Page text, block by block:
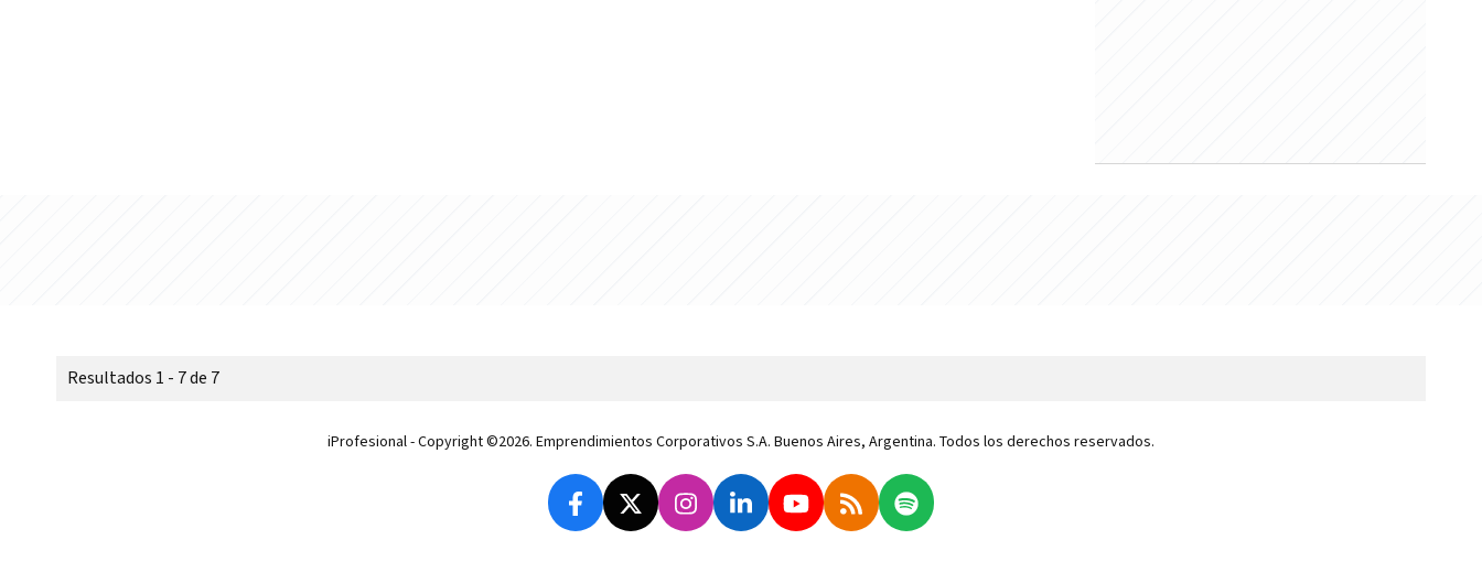
Resultados 1 - 7 de 7
iProfesional - Copyright ©2026. Emprendimientos Corporativos S.A. Buenos Aires, Argentina. Todos los derechos reservados.